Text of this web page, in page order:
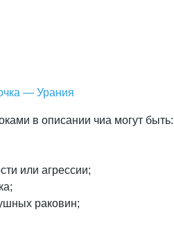
— Урания
в описании чиа могут быть:
или агрессии;
раковин;